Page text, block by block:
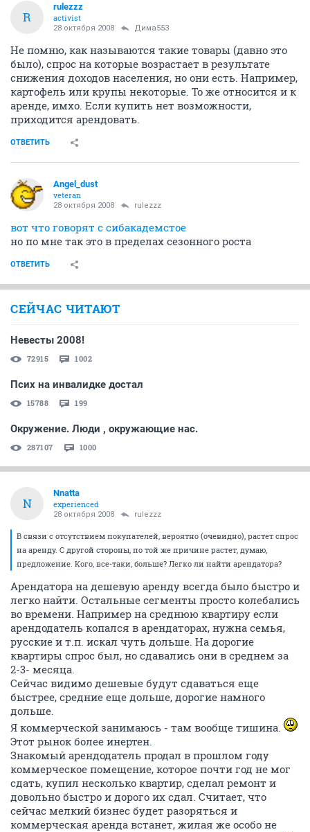
R
rulezzz
activist
28 октября 2008 Дима553
Не помню, как называются такие товары (давно это
было), спрос на которые возрастает в результате
снижения доходов населения, но они есть. Например,
картофель или крупы некоторые. То же относится и к
аренде, имхо. Если купить нет возможности,
приходится арендовать.
ОТВЕТИТЬ
Angel_dust
veteran
28 октября 2008 rulezzz
вот что говорят с сибакадемстое
но по мне так это в пределах сезонного роста
ОТВЕТИТЬ
СЕЙЧАС ЧИТАЮТ
Невесты 2008!
72915 1002
Псих на инвалидке достал
15788 199
Окружение. Люди , окружающие нас.
287107 1000
N
Nnatta
experienced
28 октября 2008 rulezzz
В связи с отсутствием покупателей, вероятно (очевидно), растет спрос
на аренду. С другой стороны, по той же причине растет, думаю,
предложение. Кого, все-таки, больше? Легко ли найти арендатора?
Арендатора на дешевую аренду всегда было быстро и
легко найти. Остальные сегменты просто колебались
во времени. Например на среднюю квартиру если
арендодатель копался в арендаторах, нужна семья,
русские и т.п. искал чуть дольше. На дорогие
квартиры спрос был, но сдавались они в среднем за
2-3- месяца.
Сейчас видимо дешевые будут сдаваться еще
быстрее, средние еще дольше, дорогие намного
дольше.
Я коммерческой занимаюсь - там вообще тишина.
Этот рынок более инертен.
Знакомый арендодатель продал в прошлом году
коммерческое помещение, которое почти год не мог
сдать, купил несколько квартир, сделал ремонт и
довольно быстро и дорого их сдал. Считает, что
сейчас мелкий бизнес будет разоряться и
коммерческая аренда встанет, жилая же особо не